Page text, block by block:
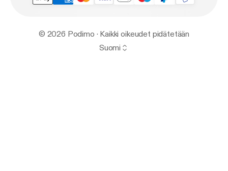
© 2026 Podimo · Kaikki oikeudet pidätetään
Suomi